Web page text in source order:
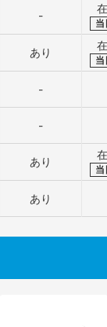
-
あり
-
-
あり
あり